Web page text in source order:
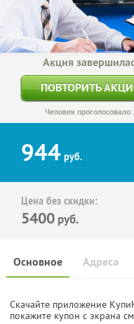
Акция
ПОВТОРИТЬ
Человек
944 руб.
Цена без скидки:
5400 руб.
Основное Адреса
Скачайте приложение
покажите купон с экрана